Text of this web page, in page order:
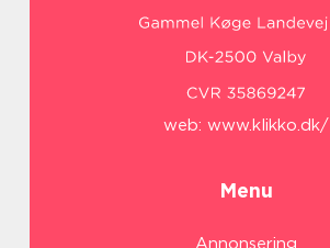
web: www.klikko.dk/
Menu
Annonsering